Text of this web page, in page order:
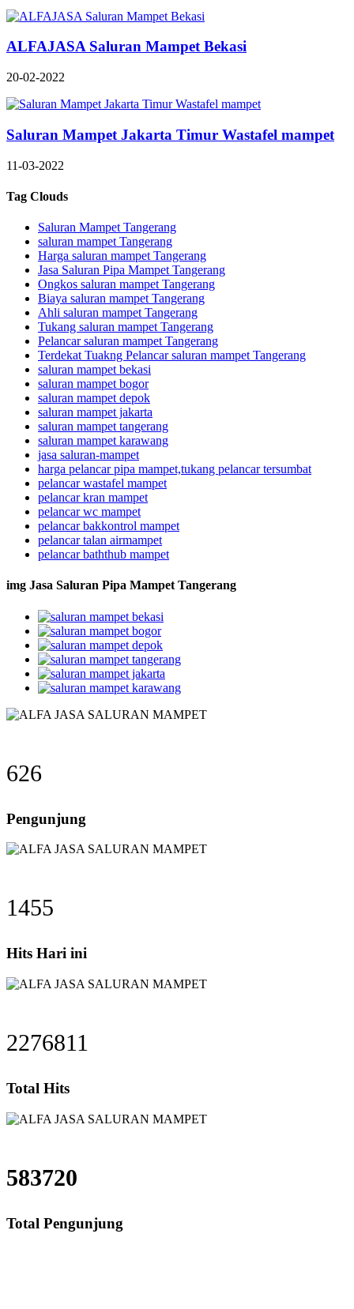
ALFAJASA Saluran Mampet Bekasi
20-02-2022
Saluran Mampet Jakarta Timur Wastafel mampet
11-03-2022
Tag Clouds
Saluran Mampet Tangerang
saluran mampet Tangerang
Harga saluran mampet Tangerang
Jasa Saluran Pipa Mampet Tangerang
Ongkos saluran mampet Tangerang
Biaya saluran mampet Tangerang
Ahli saluran mampet Tangerang
Tukang saluran mampet Tangerang
Pelancar saluran mampet Tangerang
Terdekat Tuakng Pelancar saluran mampet Tangerang
saluran mampet bekasi
saluran mampet bogor
saluran mampet depok
saluran mampet jakarta
saluran mampet tangerang
saluran mampet karawang
jasa saluran-mampet
harga pelancar pipa mampet,tukang pelancar tersumbat
pelancar wastafel mampet
pelancar kran mampet
pelancar wc mampet
pelancar bakkontrol mampet
pelancar talan airmampet
pelancar baththub mampet
img Jasa Saluran Pipa Mampet Tangerang
626
Pengunjung
1455
Hits Hari ini
2276811
Total Hits
583720
Total Pengunjung